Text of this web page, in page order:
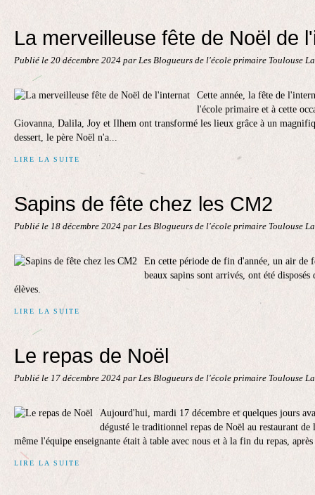
La merveilleuse fête de Noël de
Publié le 20 décembre 2024 par Les Blogueurs de l'école primaire Toulouse
Cette année, la fête de
l'école primaire et à cette
Giovanna, Dalila, Joy et Ilhem ont transformé les lieux grâce à un
dessert, le père Noël n'a...
LIRE LA SUITE
Sapins de fête chez les CM2
Publié le 18 décembre 2024 par Les Blogueurs de l'école primaire Toulouse
En cette période de fin d'année, un air de
beaux sapins sont arrivés, ont été disposés
élèves.
LIRE LA SUITE
Le repas de Noël
Publié le 17 décembre 2024 par Les Blogueurs de l'école primaire Toulouse
Aujourd'hui, mardi 17 décembre et quelques jours
dégusté le traditionnel repas de Noël au restaurant
même l'équipe enseignante était à table avec nous et à la fin du repas,
LIRE LA SUITE